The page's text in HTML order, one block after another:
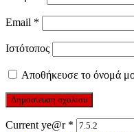
Email *
Ιστότοπος
Αποθήκευσε το όνομά
Current ye@r *